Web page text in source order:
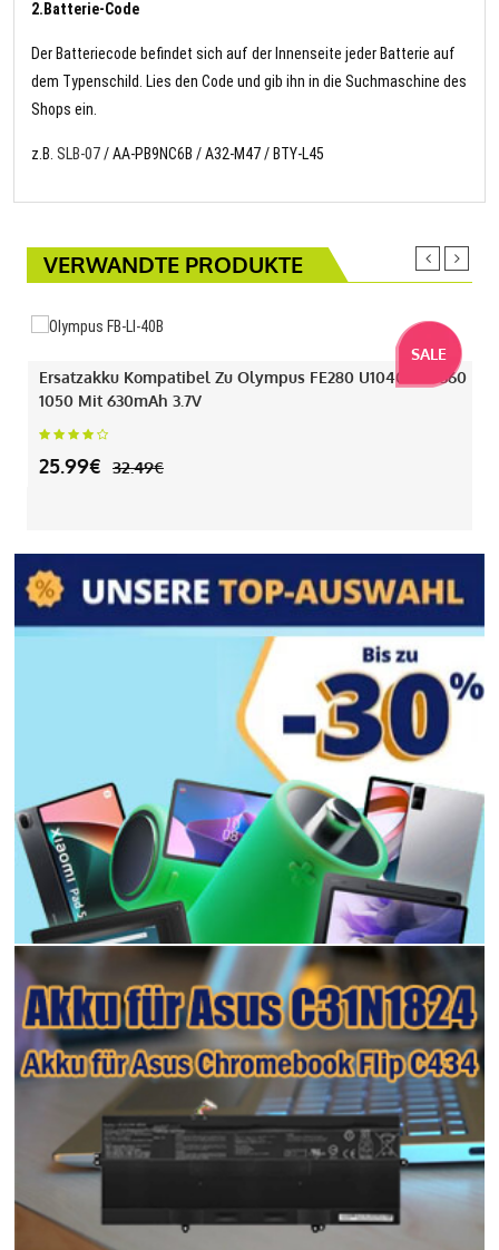
2.Batterie-Code
Der Batteriecode befindet sich auf der Innenseite jeder Batterie auf
dem Typenschild. Lies den Code und gib ihn in die Suchmaschine des
Shops ein.
z.B. SLB-07/ AA-PB9NC6B / A32-M47 / BTY-L45
VERWANDTE PRODUKTE
SALE
Ersatzakku Kompatibel Zu Olympus FE280 U1040 330 360
1050 Mit 630mAh 3.7V
25.99€ 32.49€